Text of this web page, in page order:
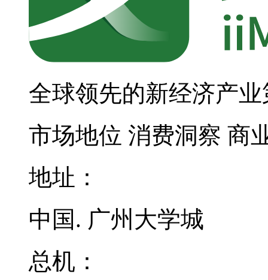
全球领先的新经济产
市场地位 消费洞察 商
地址：
中国. 广州大学城
总机：